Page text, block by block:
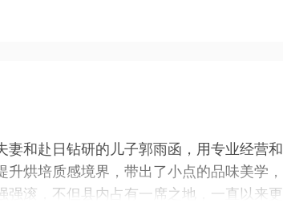
和赴日钻研的儿子郭雨函，用专业经营和
烘培质感境界，带出了小点的品味美学，
滚，不但县内占有一席之地，一直以来更